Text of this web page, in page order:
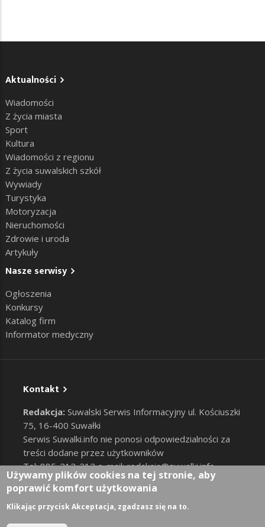
Aktualności
Wiadomości
Z życia miasta
Sport
Kultura
Wiadomości z regionu
Z życia suwalskich szkół
Wywiady
Turystyka
Motoryzacja
Nieruchomości
Zdrowie i uroda
Artykuły
Nasze serwisy
Ogłoszenia
Konkursy
Katalog firm
Informator medyczny
Kontakt
Redakcja: Suwalski Serwis Informacyjny ul. Kościuszki
75, 16-400 Suwałki
Serwis Suwalki.info nie ponosi odpowiedzialności za
treści dodane przez użytkowników
Tel: 885-212-212 e-mail:redakcja@suwalki.info,
reklama@suwalki.info
RODO |Cookies
User account menu
Zaloguj
Używamy plików cookies na tej stronie, aby
poprawić komfort użytkowania
Klikając przycisk Akceptacja, zgadzasz się na to.